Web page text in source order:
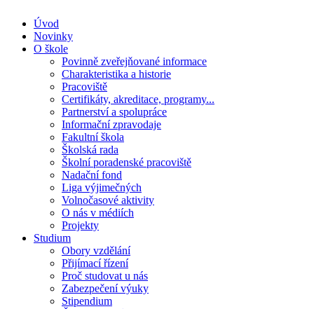
Úvod
Novinky
O škole
Povinně zveřejňované informace
Charakteristika a historie
Pracoviště
Certifikáty, akreditace, programy...
Partnerství a spolupráce
Informační zpravodaje
Fakultní škola
Školská rada
Školní poradenské pracoviště
Nadační fond
Liga výjimečných
Volnočasové aktivity
O nás v médiích
Projekty
Studium
Obory vzdělání
Přijímací řízení
Proč studovat u nás
Zabezpečení výuky
Stipendium